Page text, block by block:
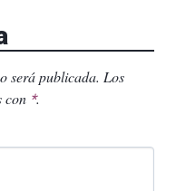
será publicada. Los
con *.